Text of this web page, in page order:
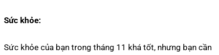
Sức khỏe:
Sức khỏe của bạn trong tháng 11 khá tốt, nhưng bạn cần